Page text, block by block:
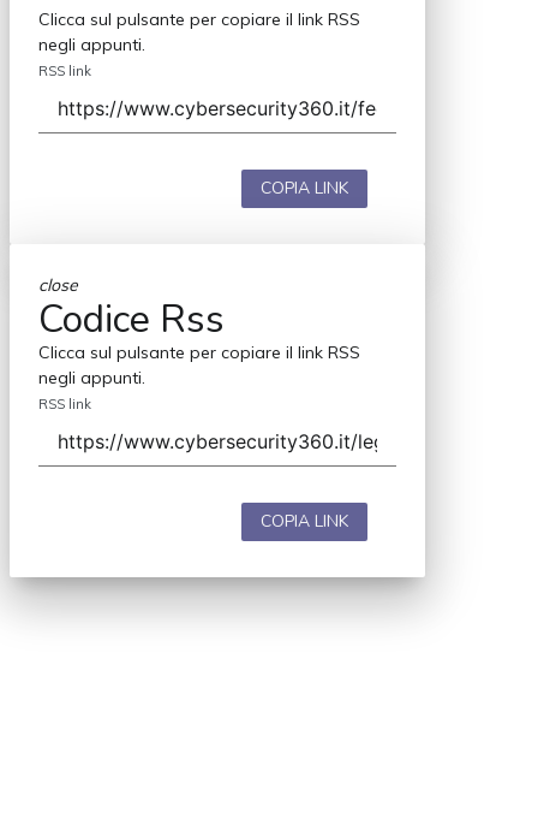
Clicca sul pulsante per copiare il link RSS
negli appunti.
RSS link
COPIA LINK
close
Codice Rss
Clicca sul pulsante per copiare il link RSS
negli appunti.
RSS link
COPIA LINK